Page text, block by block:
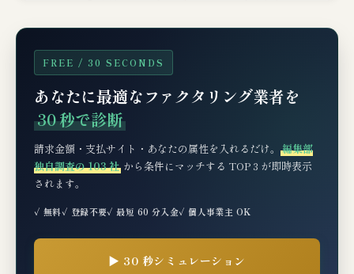
📊 仕訳・税務処理（経理担当者向け）
例：500万円の売掛金を料率5%で2社間ファク
タリング
🆘 もしSAクラウドファクタリングの審査に
落ちたら？次の一手3選
典型的な審査落ち理由
FREE / 30 SECONDS
あなたに最適なファクタリング業者を
30 秒で診断
請求金額・支払サイト・あなたの属性を入れるだけ。 編集部
独自調査の 103 社 から条件にマッチする TOP 3 が即時表示
されます。
✓ 無料✓ 登録不要✓ 最短 60 分入金✓ 個人事業主 OK
▶ 30 秒シミュレーション